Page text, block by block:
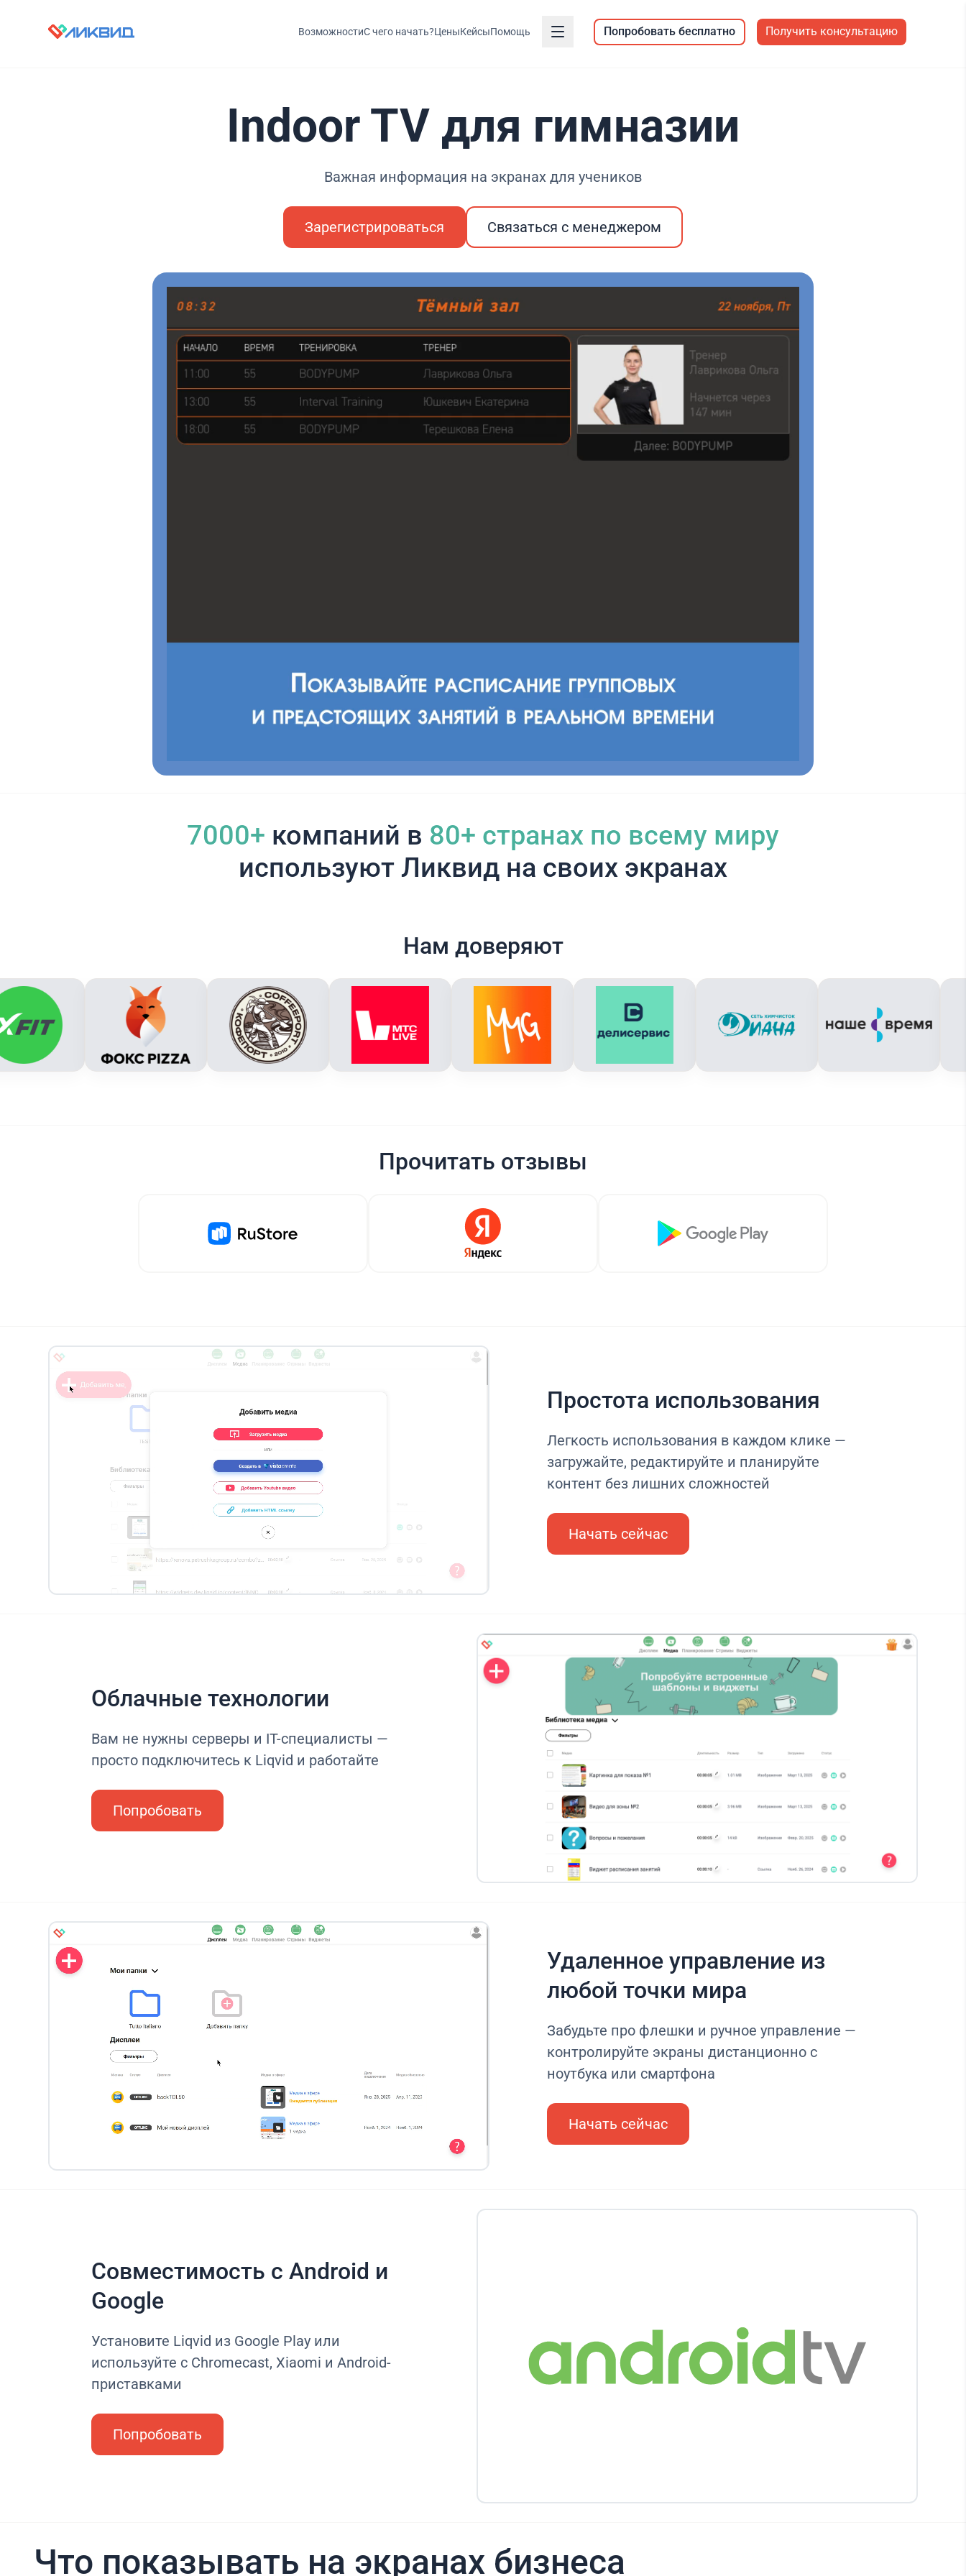
ВозможностиС чего начать?ЦеныКейсыПомощь Попробовать бесплатно Получить консультацию
Indoor TV для гимназии
Важная информация на экранах для учеников
Зарегистрироваться Связаться с менеджером
7000+ компаний в 80+ cтранах по всему миру
используют Ликвид на своих экранах
Нам доверяют
Прочитать отзывы
Простота использования
Легкость использования в каждом клике —
загружайте, редактируйте и планируйте
контент без лишних сложностей
Начать сейчас
Облачные технологии
Вам не нужны серверы и IT-специалисты —
просто подключитесь к Liqvid и работайте
Попробовать
Удаленное управление из
любой точки мира
Забудьте про флешки и ручное управление —
контролируйте экраны дистанционно с
ноутбука или смартфона
Начать сейчас
Совместимость с Android и
Google
Установите Liqvid из Google Play или
используйте с Chromecast, Xiaomi и Android-
приставками
Попробовать
Что показывать на экранах бизнеса